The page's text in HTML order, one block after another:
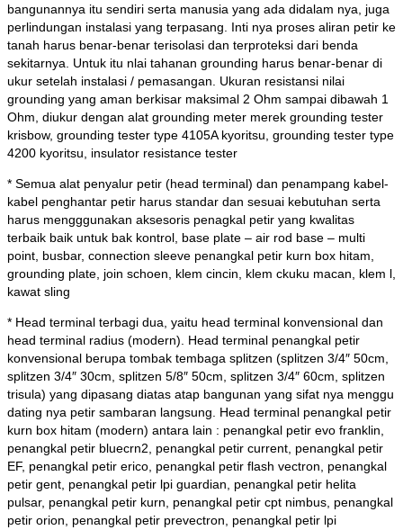
bangunannya itu sendiri serta manusia yang ada didalam nya, juga
perlindungan instalasi yang terpasang. Inti nya proses aliran petir ke
tanah harus benar-benar terisolasi dan terproteksi dari benda
sekitarnya. Untuk itu nlai tahanan grounding harus benar-benar di
ukur setelah instalasi / pemasangan. Ukuran resistansi nilai
grounding yang aman berkisar maksimal 2 Ohm sampai dibawah 1
Ohm, diukur dengan alat grounding meter merek grounding tester
krisbow, grounding tester type 4105A kyoritsu, grounding tester type
4200 kyoritsu, insulator resistance tester
* Semua alat penyalur petir (head terminal) dan penampang kabel-
kabel penghantar petir harus standar dan sesuai kebutuhan serta
harus mengggunakan aksesoris penagkal petir yang kwalitas
terbaik baik untuk bak kontrol, base plate – air rod base – multi
point, busbar, connection sleeve penangkal petir kurn box hitam,
grounding plate, join schoen, klem cincin, klem ckuku macan, klem l,
kawat sling
* Head terminal terbagi dua, yaitu head terminal konvensional dan
head terminal radius (modern). Head terminal penangkal petir
konvensional berupa tombak tembaga splitzen (splitzen 3/4″ 50cm,
splitzen 3/4″ 30cm, splitzen 5/8″ 50cm, splitzen 3/4″ 60cm, splitzen
trisula) yang dipasang diatas atap bangunan yang sifat nya menggu
dating nya petir sambaran langsung. Head terminal penangkal petir
kurn box hitam (modern) antara lain : penangkal petir evo franklin,
penangkal petir bluecrn2, penangkal petir current, penangkal petir
EF, penangkal petir erico, penangkal petir flash vectron, penangkal
petir gent, penangkal petir lpi guardian, penangkal petir helita
pulsar, penangkal petir kurn, penangkal petir cpt nimbus, penangkal
petir orion, penangkal petir prevectron, penangkal petir lpi